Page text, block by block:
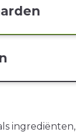
ingrediënten,